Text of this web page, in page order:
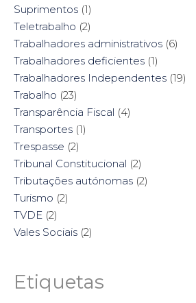
Suprimentos (1)
Teletrabalho (2)
Trabalhadores administrativos (6)
Trabalhadores deficientes (1)
Trabalhadores Independentes (19)
Trabalho (23)
Transparência Fiscal (4)
Transportes (1)
Trespasse (2)
Tribunal Constitucional (2)
Tributações autónomas (2)
Turismo (2)
TVDE (2)
Vales Sociais (2)
Etiquetas